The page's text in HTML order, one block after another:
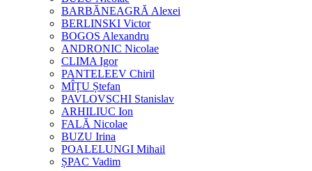
BARBĂNEAGRĂ Alexei
BERLINSKI Victor
BOGOS Alexandru
ANDRONIC Nicolae
CLIMA Igor
PANTELEEV Chiril
MÎȚU Ștefan
PAVLOVSCHI Stanislav
ARHILIUC Ion
FALĂ Nicolae
BUZU Irina
POALELUNGI Mihail
ȘPAC Vadim